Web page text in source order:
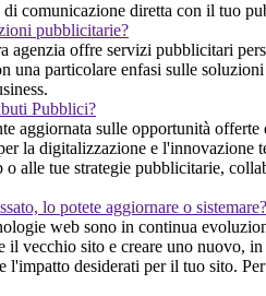
comunicazione diretta con il tuo
pubblicitarie?
offre servizi pubblicitari
una particolare enfasi sulle
Pubblici?
aggiornata sulle opportunità
la digitalizzazione e
alle tue strategie pubblicitarie,
lo potete aggiornare o sistemare?
web sono in continua
il vecchio sito e creare uno nuovo,
l'impatto desiderati per il tuo sito.